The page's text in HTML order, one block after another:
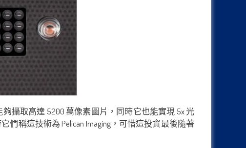
夠攝取高達 5200 萬像素圖片，同時它也能實現 5x 光
稱這技術為 Pelican Imaging，可惜這投資最後隨著